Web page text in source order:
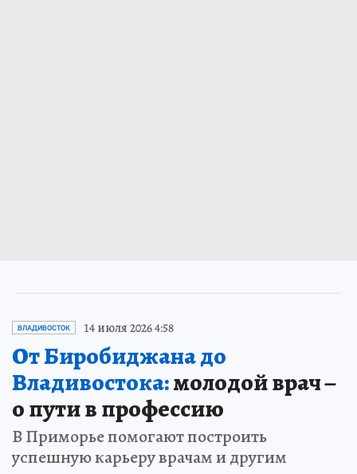
ВЛАДИВОСТОК 14 июля 2026 4:58
От Биробиджана до
Владивостока:молодой врач –
о пути в профессию
В Приморье помогают построить
успешную карьеру врачам и другим